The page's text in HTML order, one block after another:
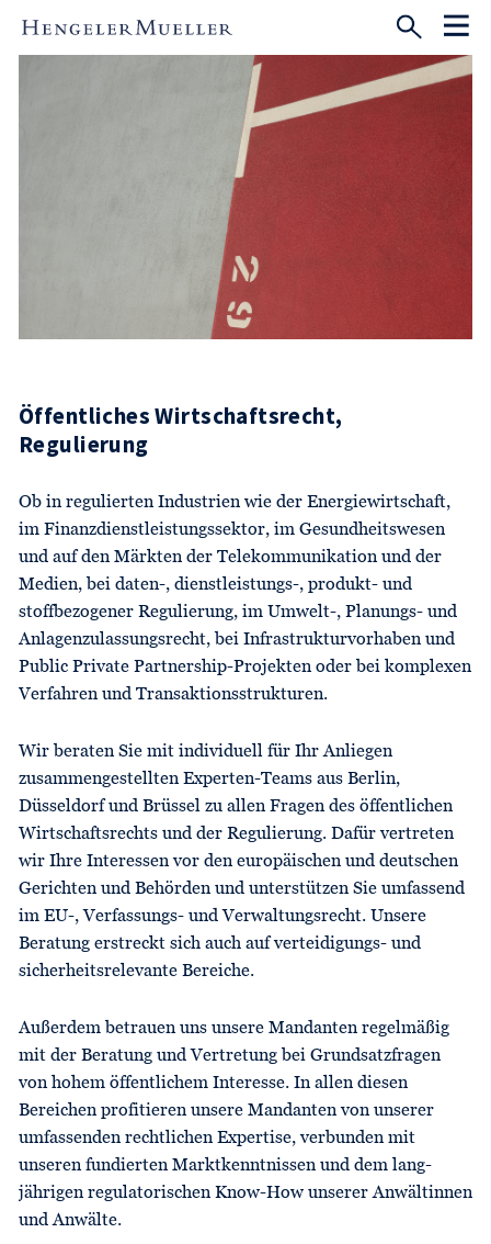
Öffentliches Wirtschaftsrecht,
Regulierung
Ob in regulierten Industrien wie der Energie­wirtschaft,
im Finanz­dienstleistungs­sektor, im Gesundheits­wesen
und auf den Märkten der Tele­kommunikation und der
Medien, bei daten-, dienstleistungs-, produkt- und
stoffbezogener Regulierung, im Umwelt-, Planungs- und
Anlagen­zulassungs­recht, bei Infrastruktur­vorhaben und
Public Private Partnership-Projekten oder bei komplexen
Verfahren und Transaktions­strukturen.
Wir beraten Sie mit individuell für Ihr Anliegen
zusammen­gestellten Experten-Teams aus Berlin,
Düsseldorf und Brüssel zu allen Fragen des öffentlichen
Wirtschaft­srechts und der Regulierung. Dafür vertreten
wir Ihre Interessen vor den europäischen und deutschen
Gerichten und Behörden und unterstützen Sie umfassend
im EU-, Verfassungs- und Verwaltungsrecht. Unsere
Beratung erstreckt sich auch auf verteidigungs- und
sicherheits­relevante Bereiche.
Außerdem betrauen uns unsere Mandanten regelmäßig
mit der Beratung und Vertretung bei Grundsatz­fragen
von hohem öffentlichem Interesse. In allen diesen
Bereichen profitieren unsere Mandanten von unserer
umfassenden rechtlichen Expertise, verbunden mit
unseren fundierten Markt­kenntnissen und dem lang­
jährigen regulatorischen Know-How unserer Anwältinnen
und Anwälte.